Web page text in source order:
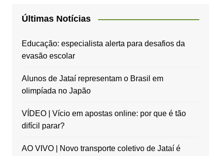
Últimas Notícias
Educação: especialista alerta para desafios da
evasão escolar
Alunos de Jataí representam o Brasil em
olimpíada no Japão
VÍDEO | Vício em apostas online: por que é tão
difícil parar?
AO VIVO | Novo transporte coletivo de Jataí é